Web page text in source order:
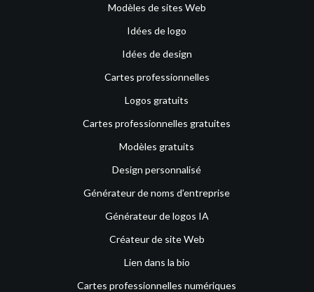
Modèles de sites Web
Idées de logo
Idées de design
Cartes professionnelles
Logos gratuits
Cartes professionnelles gratuites
Modèles gratuits
Design personnalisé
Générateur de noms d’entreprise
Générateur de logos IA
Créateur de site Web
Lien dans la bio
Cartes professionnelles numériques